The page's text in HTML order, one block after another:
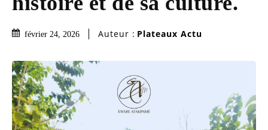
février 24, 2026 Auteur : Plateaux Actu